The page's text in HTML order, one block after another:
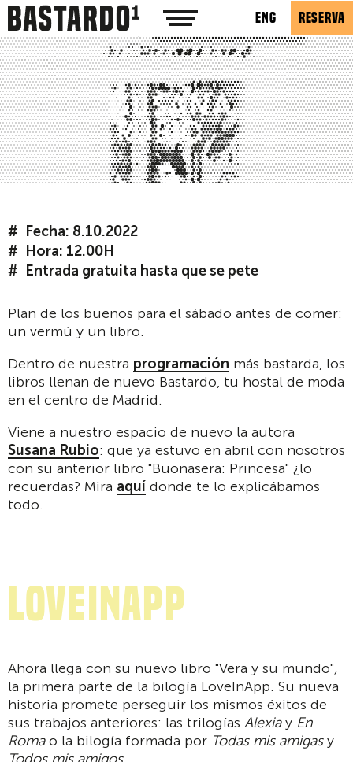
ENG RESERVA
Fecha: 8.10.2022
Hora: 12.00H
Entrada gratuita hasta que se pete
Plan de los buenos para el sábado antes de comer:
un vermú y un libro.
Dentro de nuestra programación más bastarda, los
libros llenan de nuevo Bastardo, tu hostal de moda
en el centro de Madrid.
Viene a nuestro espacio de nuevo la autora
Susana Rubio: que ya estuvo en abril con nosotros
con su anterior libro "Buonasera: Princesa" ¿lo
recuerdas? Mira aquí donde te lo explicábamos
todo.
LoveInApp
Ahora llega con su nuevo libro "Vera y su mundo",
la primera parte de la bilogía LoveInApp. Su nueva
historia promete perseguir los mismos éxitos de
sus trabajos anteriores: las trilogías Alexiay En
Romao la bilogía formada por Todas mis amigasy
Todos mis amigos.